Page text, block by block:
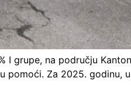
grupe, na području
pomoći. Za 2025. godinu,